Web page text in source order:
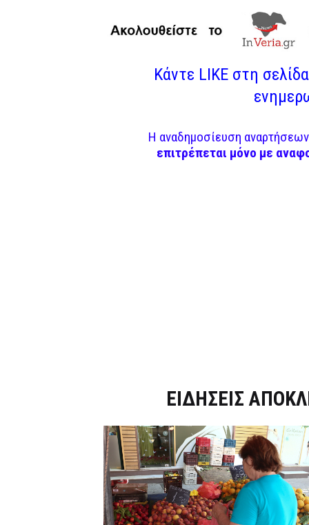
Κάντε LIKE στη
Η αναδημοσίευση
επιτρέπεται μόνο με
ΕΙΔΗΣΕΙΣ